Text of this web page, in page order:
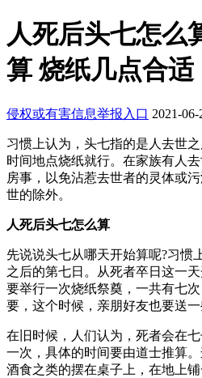
人死后头七怎么
算 烧纸几点合适
侵权或有害信息举报入口 2021-
习惯上认为，头七指的是人去世
时间地点烧纸就行。在家族有人
房事，以免沾惹去世者的灵体或
世的除外。
人死后头七怎么算
先说说头七从哪天开始算呢?习惯
之后的第七日。从死者卒日这一
要举行一次烧纸祭奠，一共有七
要，这个时候，亲朋好友也要送一
在旧时候，人们认为，死者会在
一次，具体的时间要由道士推算
酒食之类的摆在桌子上，在地上